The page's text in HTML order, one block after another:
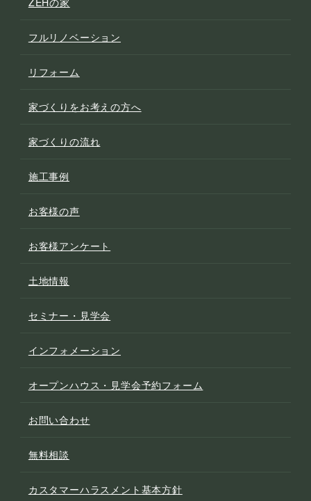
フルリノベーション
リフォーム
家づくりをお考えの方へ
家づくりの流れ
施工事例
お客様の声
お客様アンケート
土地情報
セミナー・見学会
インフォメーション
オープンハウス・見学会予約フォーム
お問い合わせ
無料相談
カスタマーハラスメント基本方針